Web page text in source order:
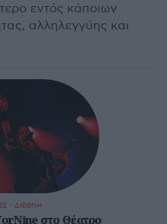
εντός κάποιων
αλληλεγγύης και
- ΔΙΕΘΝΗ
στο Θέατρο